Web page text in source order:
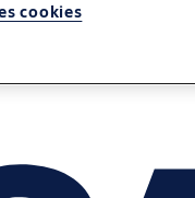
cookies